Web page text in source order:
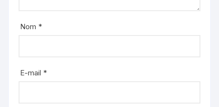
Nom *
E-mail *